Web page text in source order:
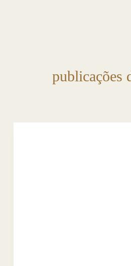
publicações